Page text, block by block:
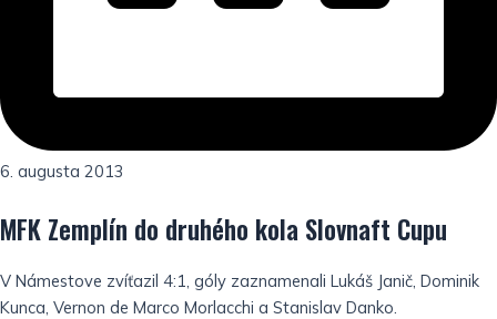
6. augusta 2013
MFK Zemplín do druhého kola Slovnaft Cupu
V Námestove zvíťazil 4:1, góly zaznamenali Lukáš Janič, Dominik
Kunca, Vernon de Marco Morlacchi a Stanislav Danko.